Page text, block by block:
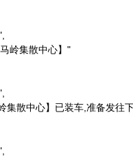
马岭集散中心】"
岭集散中心】已装车,准备发往